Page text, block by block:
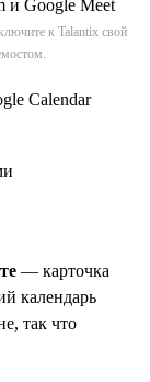
к Talantix свой
Calendar
— карточка
календарь
так что